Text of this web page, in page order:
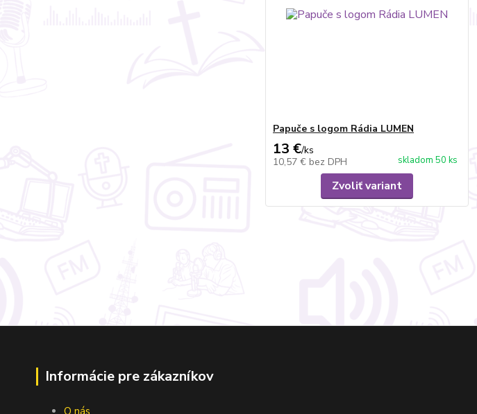
Papuče s logom Rádia LUMEN
13 €/ks
10,57 € bez DPH skladom 50 ks
Zvoliť variant
Informácie pre zákazníkov
O nás